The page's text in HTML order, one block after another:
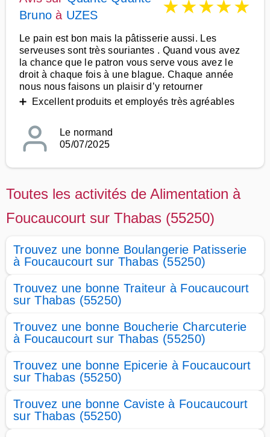
Bruno à UZES ★★★★★
Le pain est bon mais la pâtisserie aussi. Les
serveuses sont très souriantes . Quand vous avez
la chance que le patron vous serve vous avez le
droit à chaque fois à une blague. Chaque année
nous nous faisons un plaisir d’y retourner
➕ Excellent produits et employés très agréables
Le normand
05/07/2025
Toutes les activités de Alimentation à
Foucaucourt sur Thabas (55250)
Trouvez une bonne Boulangerie Patisserie
à Foucaucourt sur Thabas (55250)
Trouvez une bonne Traiteur à Foucaucourt
sur Thabas (55250)
Trouvez une bonne Boucherie Charcuterie
à Foucaucourt sur Thabas (55250)
Trouvez une bonne Epicerie à Foucaucourt
sur Thabas (55250)
Trouvez une bonne Caviste à Foucaucourt
sur Thabas (55250)